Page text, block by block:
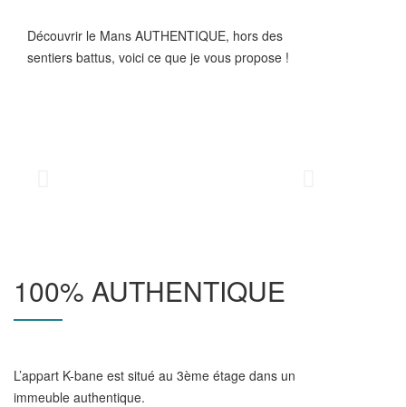
Découvrir le Mans AUTHENTIQUE, hors des
sentiers battus, voici ce que je vous propose !
100% AUTHENTIQUE
L’appart K-bane est situé au 3ème étage dans un
immeuble authentique.